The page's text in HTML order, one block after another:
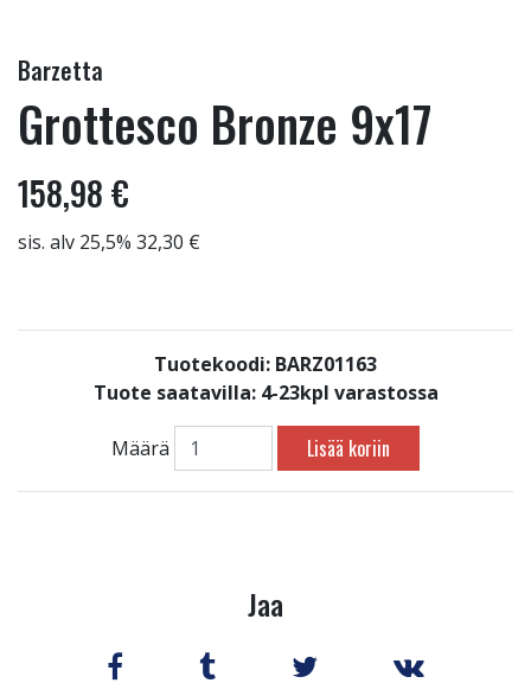
Barzetta
Grottesco Bronze 9x17
158,98 €
sis. alv 25,5% 32,30 €
Tuotekoodi: BARZ01163
Tuote saatavilla: 4-23kpl varastossa
Määrä Lisää koriin
Jaa